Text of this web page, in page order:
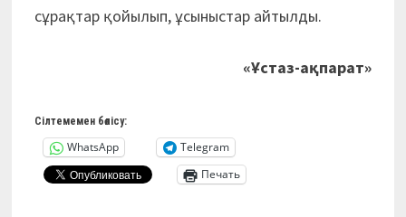
сұрақтар қойылып, ұсыныстар айтылды.
«Ұстаз-ақпарат»
Сілтемемен бөлісу:
WhatsApp
Telegram
Печать